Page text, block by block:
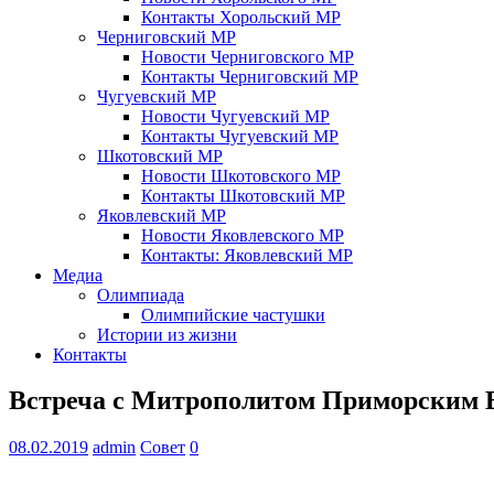
Контакты Хорольский МР
Черниговский МР
Новости Черниговского МР
Контакты Черниговский МР
Чугуевский МР
Новости Чугуевский МР
Контакты Чугуевский МР
Шкотовский МР
Новости Шкотовского МР
Контакты Шкотовский МР
Яковлевский МР
Новости Яковлевского МР
Контакты: Яковлевский МР
Медиа
Олимпиада
Олимпийские частушки
Истории из жизни
Контакты
Встреча с Митрополитом Приморским
08.02.2019 admin Совет 0